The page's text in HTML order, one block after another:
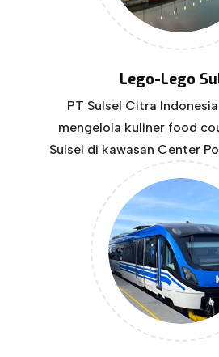
Lego-Lego
PT Sulsel Citra
mengelola kuliner food
Sulsel di kawasan Center